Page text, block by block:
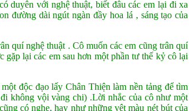
duyên với nghệ thuật, biết đâu các em lại đi xa
đường dài ngút ngàn đầy hoa lá , sáng tạo của
quí nghệ thuật . Cô muốn các em cũng trân quí
lại các em sau hơn một phần tư thế kỷ cô lại
độc đạo lấy Chân Thiện làm nền tảng để tìm
không vội vàng chi) .Lời nhắc của cô như một
có nghe, hay như những vệt màu nét bút của